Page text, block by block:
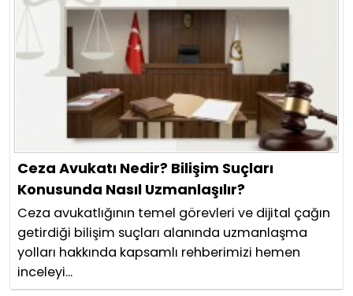
Ceza Avukatı Nedir? Bilişim Suçları
Konusunda Nasıl Uzmanlaşılır?
Ceza avukatlığının temel görevleri ve dijital çağın
getirdiği bilişim suçları alanında uzmanlaşma
yolları hakkında kapsamlı rehberimizi hemen
inceleyi...